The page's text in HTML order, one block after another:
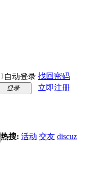
自动登录 找回密码
登录
立即注册
热搜: 活动 交友 discuz